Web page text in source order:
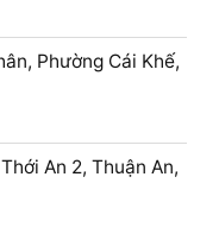
Phường Cái Khế,
An 2, Thuận An,